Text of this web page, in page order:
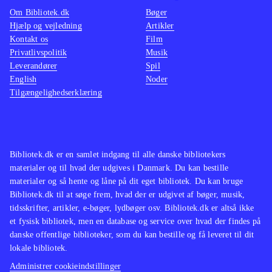
The walking dead (Sæson 2, Xbox
One) og Back to the future - the
game (Playstation 4)
Det er Telltale
Games, der står bag og de har
tidligere fået ros for kapitelopdelte
adventures som The wolf among us
4).
Bibliotek.dk er en samlet indgang til alle danske bibliotekers
materialer og til hvad der udgives i Danmark. Du kan bestille
materialer og så hente og låne på dit eget bibliotek. Du kan bruge
Bibliotek.dk til at søge frem, hvad der er udgivet af bøger, musik,
tidsskrifter, artikler, e-bøger, lydbøger osv. Bibliotek.dk er altså ikke
et fysisk bibliotek, men en database og service over hvad der findes på
danske offentlige biblioteker, som du kan bestille og få leveret til dit
lokale bibliotek.
Administrer cookieindstillinger
Om Bibliotek.dk
Hjælp og vejledning
Kontakt os
Privatlivspolitik
Leverandører
English
Tilgængelighedserklæring
Bøger
Artikler
Film
Musik
Spil
Noder